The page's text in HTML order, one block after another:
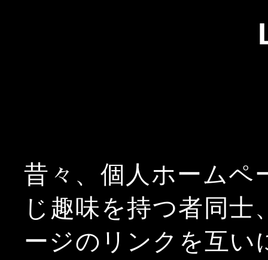
昔々、個人ホームペ
じ趣味を持つ者同
ージのリンクを互い